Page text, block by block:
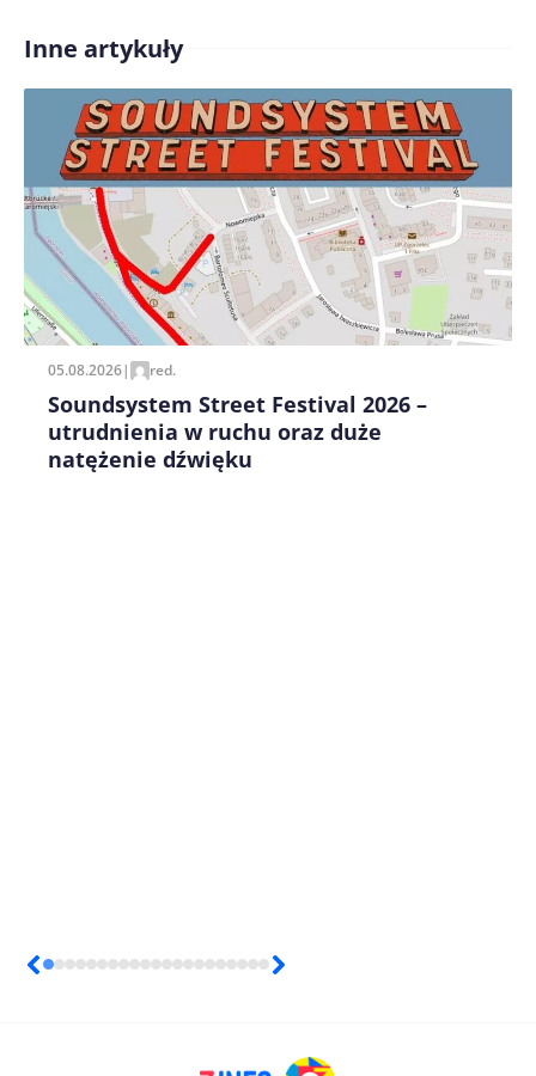
Treść komentarza*
Zapamiętaj moje dane w tej przeglądarce podczas
pisania kolejnych komentarzy.
Inne artykuły
05.08.2026| red.
Soundsystem Street Festival 2026 –
utrudnienia w ruchu oraz duże
natężenie dźwięku